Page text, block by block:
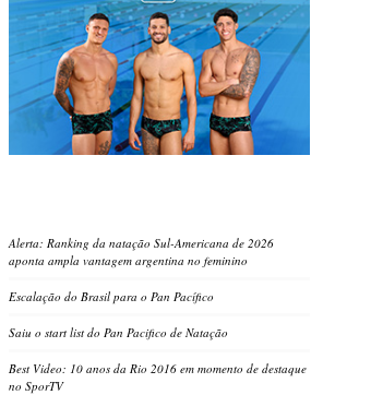
Alerta: Ranking da natação Sul-Americana de 2026
aponta ampla vantagem argentina no feminino
Escalação do Brasil para o Pan Pacífico
Saiu o start list do Pan Pacifico de Natação
Best Video: 10 anos da Rio 2016 em momento de destaque
no SporTV